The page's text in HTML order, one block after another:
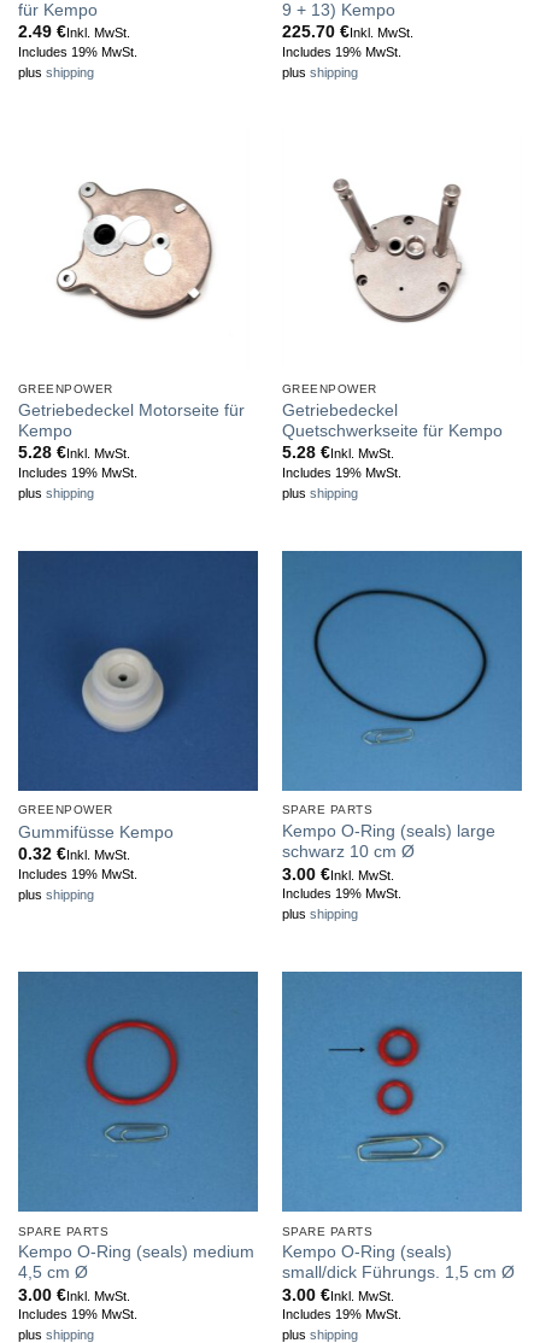
für Kempo
2.49 €Inkl. MwSt.
Includes 19% MwSt.
plus shipping
9 + 13) Kempo
225.70 €Inkl. MwSt.
Includes 19% MwSt.
plus shipping
GREENPOWER
Getriebedeckel Motorseite für
Kempo
5.28 €Inkl. MwSt.
Includes 19% MwSt.
plus shipping
GREENPOWER
Getriebedeckel
Quetschwerkseite für Kempo
5.28 €Inkl. MwSt.
Includes 19% MwSt.
plus shipping
GREENPOWER
Gummifüsse Kempo
0.32 €Inkl. MwSt.
Includes 19% MwSt.
plus shipping
SPARE PARTS
Kempo O-Ring (seals) large
schwarz 10 cm Ø
3.00 €Inkl. MwSt.
Includes 19% MwSt.
plus shipping
SPARE PARTS
Kempo O-Ring (seals) medium
4,5 cm Ø
3.00 €Inkl. MwSt.
Includes 19% MwSt.
plus shipping
SPARE PARTS
Kempo O-Ring (seals)
small/dick Führungs. 1,5 cm Ø
3.00 €Inkl. MwSt.
Includes 19% MwSt.
plus shipping